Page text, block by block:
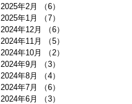
2025年2月
（6）
2025年1月
（7）
2024年12月
（6）
2024年11月
（5）
2024年10月
（2）
2024年9月
（3）
2024年8月
（4）
2024年7月
（6）
2024年6月
（3）